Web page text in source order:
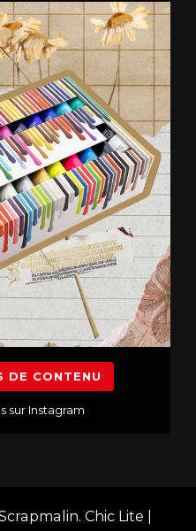
DE CONTENU
sur Instagram
Chic Lite |